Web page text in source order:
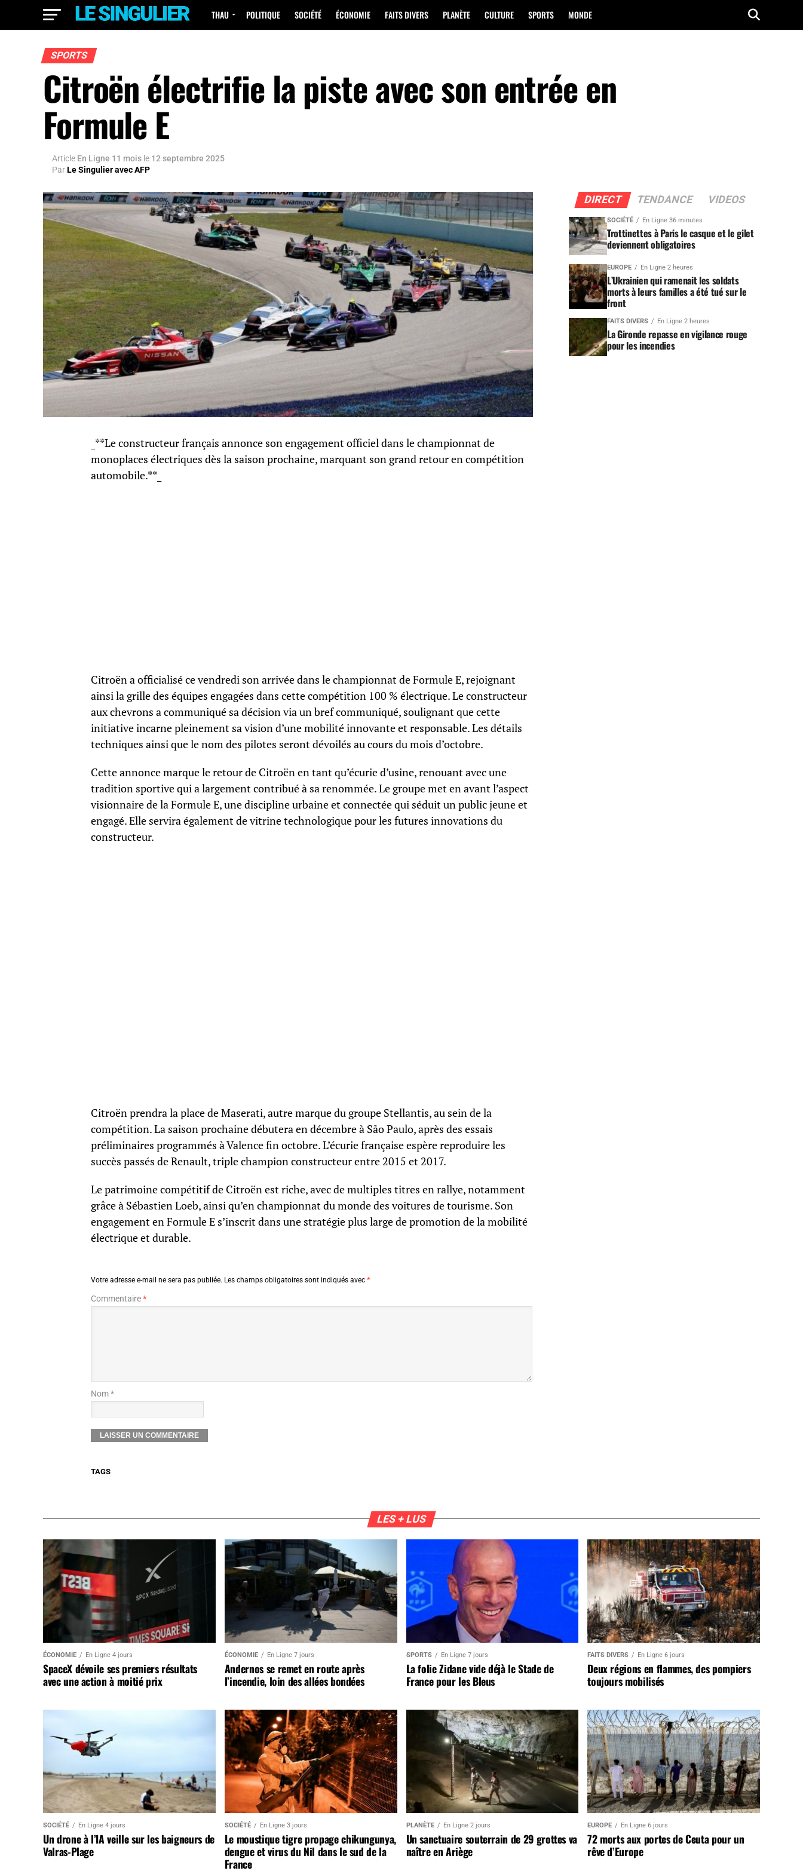
THAU POLITIQUE SOCIÉTÉ ÉCONOMIE FAITS DIVERS PLANÈTE CULTURE SPORTS MONDE
SPORTS
Citroën électrifie la piste avec son entrée en
Formule E
Article En Ligne 11 mois le 12 septembre 2025
ParLe Singulier avec AFP
_**Le constructeur français annonce son engagement officiel dans le championnat de
monoplaces électriques dès la saison prochaine, marquant son grand retour en compétition
automobile.**_
Citroën a officialisé ce vendredi son arrivée dans le championnat de Formule E, rejoignant
ainsi la grille des équipes engagées dans cette compétition 100 % électrique. Le constructeur
aux chevrons a communiqué sa décision via un bref communiqué, soulignant que cette
initiative incarne pleinement sa vision d’une mobilité innovante et responsable. Les détails
techniques ainsi que le nom des pilotes seront dévoilés au cours du mois d’octobre.
Cette annonce marque le retour de Citroën en tant qu’écurie d’usine, renouant avec une
tradition sportive qui a largement contribué à sa renommée. Le groupe met en avant l’aspect
visionnaire de la Formule E, une discipline urbaine et connectée qui séduit un public jeune et
engagé. Elle servira également de vitrine technologique pour les futures innovations du
constructeur.
Citroën prendra la place de Maserati, autre marque du groupe Stellantis, au sein de la
compétition. La saison prochaine débutera en décembre à São Paulo, après des essais
préliminaires programmés à Valence fin octobre. L’écurie française espère reproduire les
succès passés de Renault, triple champion constructeur entre 2015 et 2017.
Le patrimoine compétitif de Citroën est riche, avec de multiples titres en rallye, notamment
grâce à Sébastien Loeb, ainsi qu’en championnat du monde des voitures de tourisme. Son
engagement en Formule E s’inscrit dans une stratégie plus large de promotion de la mobilité
électrique et durable.
Votre adresse e-mail ne sera pas publiée. Les champs obligatoires sont indiqués avec *
Commentaire*
Nom *
TAGS
DIRECT TENDANCE VIDEOS
SOCIÉTÉ En Ligne 36 minutes
Trottinettes à Paris le casque et le gilet
deviennent obligatoires
EUROPE En Ligne 2 heures
L’Ukrainien qui ramenait les soldats
morts à leurs familles a été tué sur le
front
FAITS DIVERS En Ligne 2 heures
La Gironde repasse en vigilance rouge
pour les incendies
LES + LUS
ÉCONOMIE En Ligne 4 jours
SpaceX dévoile ses premiers résultats
avec une action à moitié prix
ÉCONOMIE En Ligne 7 jours
Andernos se remet en route après
l’incendie, loin des allées bondées
SPORTS En Ligne 7 jours
La folie Zidane vide déjà le Stade de
France pour les Bleus
FAITS DIVERS En Ligne 6 jours
Deux régions en flammes, des pompiers
toujours mobilisés
SOCIÉTÉ En Ligne 4 jours
Un drone à l’IA veille sur les baigneurs de
Valras-Plage
SOCIÉTÉ En Ligne 3 jours
Le moustique tigre propage chikungunya,
dengue et virus du Nil dans le sud de la
France
PLANÈTE En Ligne 2 jours
Un sanctuaire souterrain de 29 grottes va
naître en Ariège
EUROPE En Ligne 6 jours
72 morts aux portes de Ceuta pour un
rêve d’Europe